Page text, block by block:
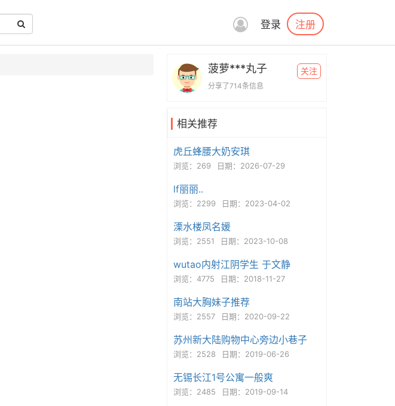
登录 注册
菠萝***丸子
分享了714条信息
关注
相关推荐
虎丘蜂腰大奶安琪
浏览：269 日期：2026-07-29
lf丽丽..
浏览：2299 日期：2023-04-02
溧水楼凤名媛
浏览：2551 日期：2023-10-08
wutao内射江阴学生 于文静
浏览：4775 日期：2018-11-27
南站大胸妹子推荐
浏览：2557 日期：2020-09-22
苏州新大陆购物中心旁边小巷子
浏览：2528 日期：2019-06-26
无锡长江1号公寓一般爽
浏览：2485 日期：2019-09-14